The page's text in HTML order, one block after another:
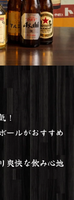
！
ールがおすすめ
爽快な飲み心地